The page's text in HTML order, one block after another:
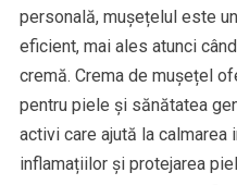
personală, mușețelul este
eficient, mai ales atunci
cremă. Crema de mușețel
pentru piele și sănătatea
activi care ajută la calmarea
inflamațiilor și protejarea